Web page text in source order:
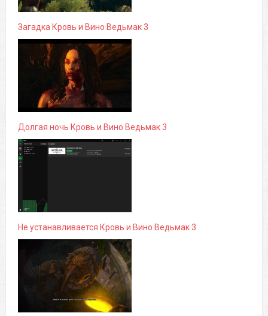
Загадка Кровь и Вино Ведьмак 3
Долгая ночь Кровь и Вино Ведьмак 3
Не устанавливается Кровь и Вино Ведьмак 3